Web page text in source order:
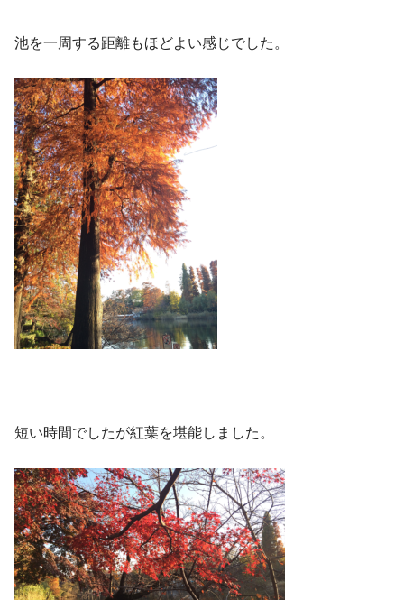
池を一周する距離もほどよい感じでした。
短い時間でしたが紅葉を堪能しました。